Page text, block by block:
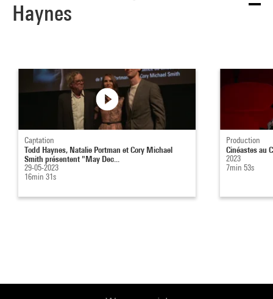
Haynes
Captation
Todd Haynes, Natalie Portman et Cory Michael
Smith présentent "May Dec...
29-05-2023
16min 31s
Production
Cinéastes au
2023
7min 53s